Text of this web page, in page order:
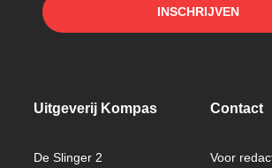
INSCHRIJVEN
Uitgeverij Kompas
De Slinger 2
Contact
Voor